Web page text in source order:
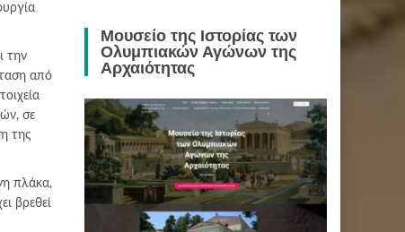
την
από
σε
της
πλάκα,
βρεθεί
Μουσείο της Ιστορίας των
Ολυμπιακών Αγώνων της
Αρχαιότητας